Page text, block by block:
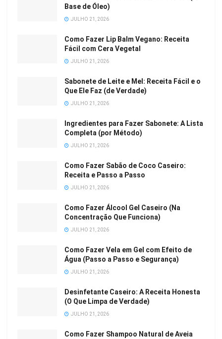
Base de Óleo)
JULHO 21, 2026
Como Fazer Lip Balm Vegano: Receita
Fácil com Cera Vegetal
JULHO 21, 2026
Sabonete de Leite e Mel: Receita Fácil e o
Que Ele Faz (de Verdade)
JULHO 21, 2026
Ingredientes para Fazer Sabonete: A Lista
Completa (por Método)
JULHO 21, 2026
Como Fazer Sabão de Coco Caseiro:
Receita e Passo a Passo
JULHO 21, 2026
Como Fazer Álcool Gel Caseiro (Na
Concentração Que Funciona)
JULHO 21, 2026
Como Fazer Vela em Gel com Efeito de
Água (Passo a Passo e Segurança)
JULHO 21, 2026
Desinfetante Caseiro: A Receita Honesta
(O Que Limpa de Verdade)
JULHO 21, 2026
Como Fazer Shampoo Natural de Aveia